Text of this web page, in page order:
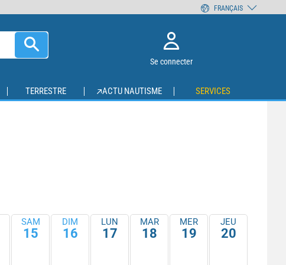
Se connecter
TERRESTRE ACTU NAUTISME SERVICES
SAM
15
DIM
16
LUN
17
MAR
18
MER
19
JEU
20
FRANÇAIS